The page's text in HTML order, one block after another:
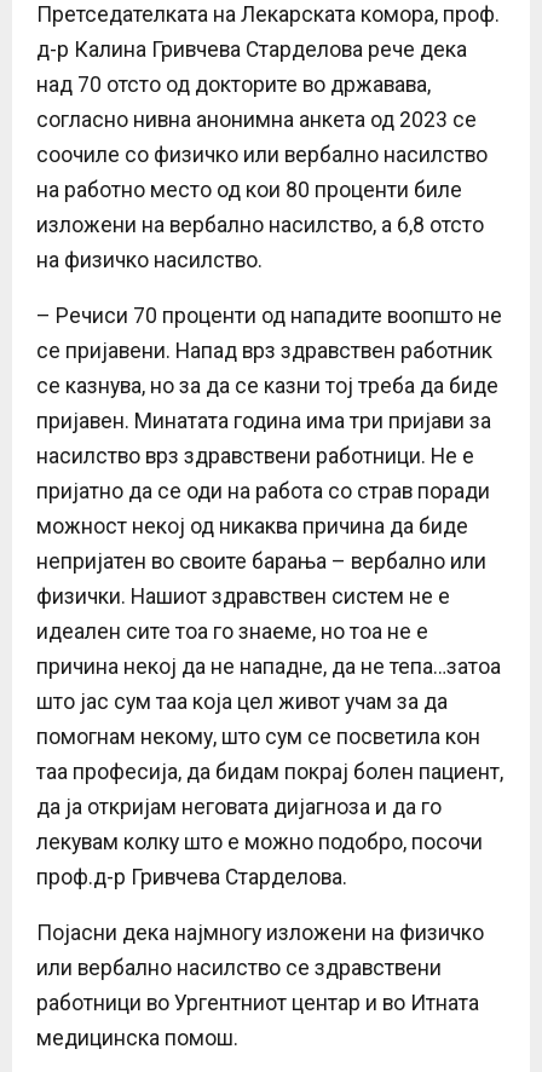
Претседателката на Лекарската комора, проф.
д-р Калина Гривчева Старделова рече дека
над 70 отсто од докторите во државава,
согласно нивна анонимна анкета од 2023 се
соочиле со физичко или вербално насилство
на работно место од кои 80 проценти биле
изложени на вербално насилство, а 6,8 отсто
на физичко насилство.
– Речиси 70 проценти од нападите воопшто не
се пријавени. Напад врз здравствен работник
се казнува, но за да се казни тој треба да биде
пријавен. Минатата година има три пријави за
насилство врз здравствени работници. Не е
пријатно да се оди на работа со страв поради
можност некој од никаква причина да биде
непријатен во своите барања – вербално или
физички. Нашиот здравствен систем не е
идеален сите тоа го знаеме, но тоа не е
причина некој да не нападне, да не тепа…затоа
што јас сум таа која цел живот учам за да
помогнам некому, што сум се посветила кон
таа професија, да бидам покрај болен пациент,
да ја откријам неговата дијагноза и да го
лекувам колку што е можно подобро, посочи
проф.д-р Гривчева Старделова.
Појасни дека најмногу изложени на физичко
или вербално насилство се здравствени
работници во Ургентниот центар и во Итната
медицинска помош.